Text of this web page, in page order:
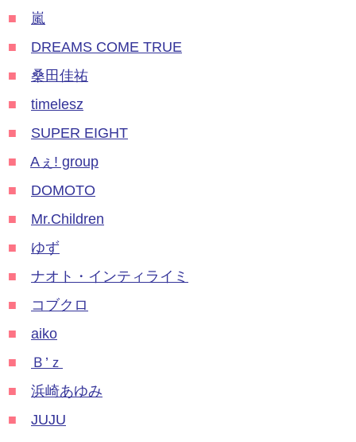
■
嵐
■
DREAMS COME TRUE
■
桑田佳祐
■
timelesz
■
SUPER EIGHT
■
Aぇ! group
■
DOMOTO
■
Mr.Children
■
ゆず
■
ナオト・インティライミ
■
コブクロ
■
aiko
■
Ｂ’ｚ
■
浜崎あゆみ
■
JUJU